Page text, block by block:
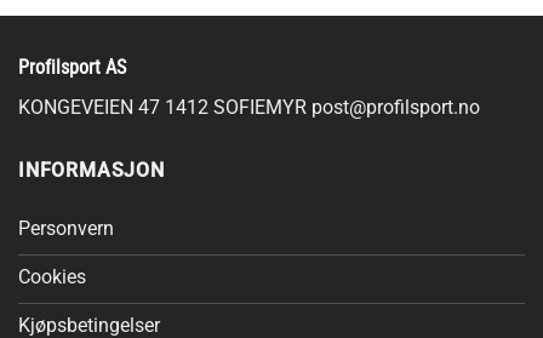
Profilsport AS
KONGEVEIEN 47 1412 SOFIEMYR post@profilsport.no
INFORMASJON
Personvern
Cookies
Kjøpsbetingelser